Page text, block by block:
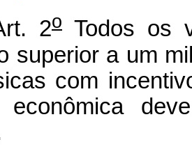
2o Todos os
superior a um
com
econômica